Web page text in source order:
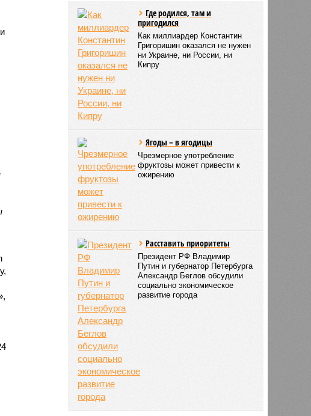
Где родился, там и
пригодился
Как миллиардер Константин
Григоришин оказался не нужен
ни Украине, ни России, ни
Кипру
Ягоды – в ягодицы
Чрезмерное употребление
фруктозы может привести к
ожирению
Расставить приоритеты
Президент РФ Владимир
Путин и губернатор Петербурга
Александр Беглов обсудили
социально экономическое
развитие города